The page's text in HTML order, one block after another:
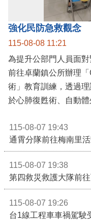
強化民防急救觀念
115-08-08 11:21
為提升公部門人員面
前往卓蘭鎮公所辦理
術」教育訓練，透過
115-08-07 19:43
通霄分隊前往梅南里
115-08-07 19:38
第四救災救護大隊前
115-08-07 19:26
台1線工程車車禍駕駛